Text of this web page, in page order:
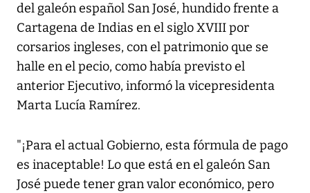
del galeón español San José, hundido frente a
Cartagena de Indias en el siglo XVIII por
corsarios ingleses, con el patrimonio que se
halle en el pecio, como había previsto el
anterior Ejecutivo, informó la vicepresidenta
Marta Lucía Ramírez.
"¡Para el actual Gobierno, esta fórmula de pago
es inaceptable! Lo que está en el galeón San
José puede tener gran valor económico, pero